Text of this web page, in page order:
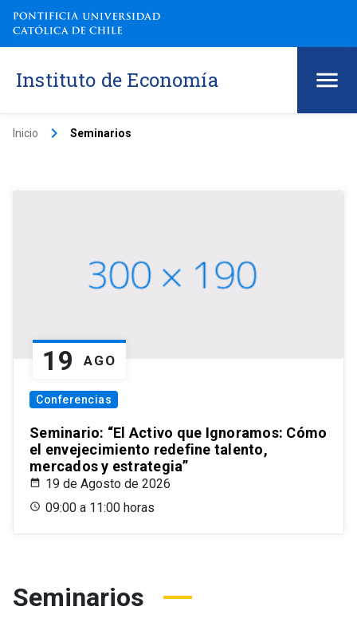
Instituto de Economía
Inicio keyboard_arrow_right Seminarios
19 AGO
Conferencias
Seminario: “El Activo que Ignoramos: Cómo
el envejecimiento redefine talento,
mercados y estrategia”
19 de Agosto de 2026
09:00 a 11:00 horas
Seminarios